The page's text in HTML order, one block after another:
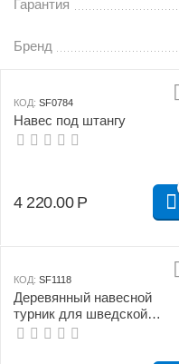
Гарантия
Бренд
КОД: SF0784
Навес под штангу
4 220.00 Р
КОД: SF1118
Деревянный навесной
турник для шведской
стенки